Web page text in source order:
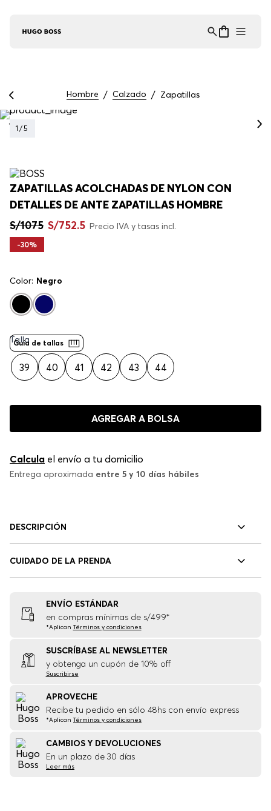
Hombre Calzado Zapatillas
1 /5
ZAPATILLAS ACOLCHADAS DE NYLON CON
DETALLES DE ANTE ZAPATILLAS HOMBRE
S/1075 S/752.5 Precio IVA y tasas incl.
-30%
Color: Negro
Guía de tallas
Talla
39 40 41 42 43 44
AGREGAR A BOLSA
Calcula el envío a tu domicilio
Entrega aproximada entre 5 y 10 días hábiles
DESCRIPCIÓN
CUIDADO DE LA PRENDA
ENVÍO ESTÁNDAR
en compras mínimas de s/499*
*Aplican Términos y condiciones
SUSCRÍBASE AL NEWSLETTER
y obtenga un cupón de 10% off
Suscribirse
APROVECHE
Recibe tu pedido en sólo 48hs con envío express
*Aplican Términos y condiciones
CAMBIOS Y DEVOLUCIONES
En un plazo de 30 días
Leer más
Asistente Virtual
en línea ⋮